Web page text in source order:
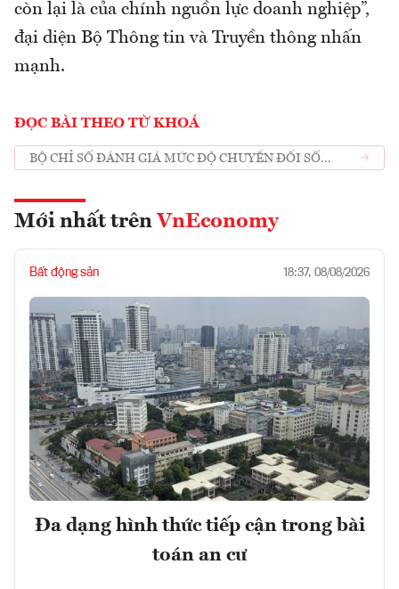
còn lại là của chính nguồn lực doanh nghiệp”,
đại diện Bộ Thông tin và Truyền thông nhấn
mạnh.
ĐỌC BÀI THEO TỪ KHOÁ
BỘ CHỈ SỐ ĐÁNH GIÁ MỨC ĐỘ CHUYỂN ĐỔI SỐ
Mới nhất trên VnEconomy
Bất động sản 18:37, 08/08/2026
Đa dạng hình thức tiếp cận trong bài
toán an cư